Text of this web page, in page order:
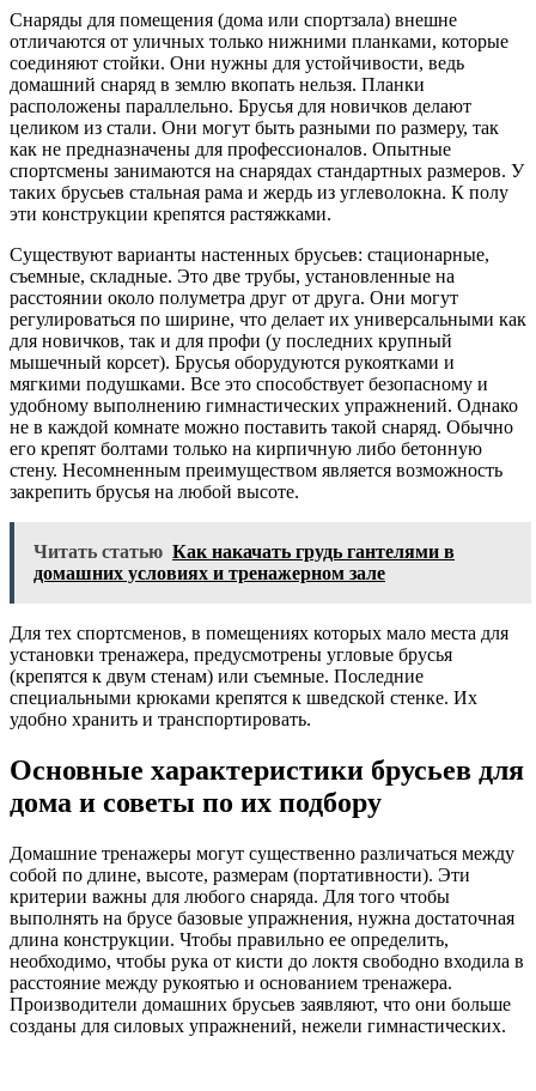
Снаряды для помещения (дома или спортзала) внешне
отличаются от уличных только нижними планками, которые
соединяют стойки. Они нужны для устойчивости, ведь
домашний снаряд в землю вкопать нельзя. Планки
расположены параллельно. Брусья для новичков делают
целиком из стали. Они могут быть разными по размеру, так
как не предназначены для профессионалов. Опытные
спортсмены занимаются на снарядах стандартных размеров. У
таких брусьев стальная рама и жердь из углеволокна. К полу
эти конструкции крепятся растяжками.
Существуют варианты настенных брусьев: стационарные,
съемные, складные. Это две трубы, установленные на
расстоянии около полуметра друг от друга. Они могут
регулироваться по ширине, что делает их универсальными как
для новичков, так и для профи (у последних крупный
мышечный корсет). Брусья оборудуются рукоятками и
мягкими подушками. Все это способствует безопасному и
удобному выполнению гимнастических упражнений. Однако
не в каждой комнате можно поставить такой снаряд. Обычно
его крепят болтами только на кирпичную либо бетонную
стену. Несомненным преимуществом является возможность
закрепить брусья на любой высоте.
Читать статью Как накачать грудь гантелями в
домашних условиях и тренажерном зале
Для тех спортсменов, в помещениях которых мало места для
установки тренажера, предусмотрены угловые брусья
(крепятся к двум стенам) или съемные. Последние
специальными крюками крепятся к шведской стенке. Их
удобно хранить и транспортировать.
Основные характеристики брусьев для
дома и советы по их подбору
Домашние тренажеры могут существенно различаться между
собой по длине, высоте, размерам (портативности). Эти
критерии важны для любого снаряда. Для того чтобы
выполнять на брусе базовые упражнения, нужна достаточная
длина конструкции. Чтобы правильно ее определить,
необходимо, чтобы рука от кисти до локтя свободно входила в
расстояние между рукоятью и основанием тренажера.
Производители домашних брусьев заявляют, что они больше
созданы для силовых упражнений, нежели гимнастических.